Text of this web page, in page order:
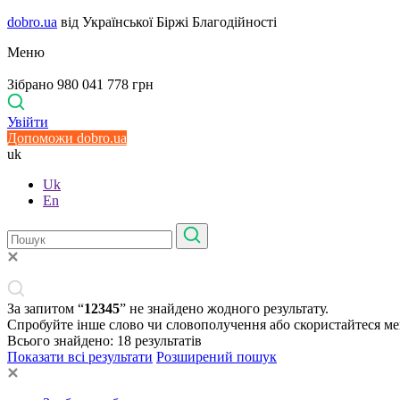
dobro.ua від Української Біржі Благодійності
Меню
Зібрано 980 041 778 грн
Увійти
Допоможи dobro.ua
uk
Uk
En
За запитом “12345” не знайдено жодного результату.
Спробуйте інше слово чи словополучення або скористайтеся
Всього знайдено: 18 результатів
Показати всі результати Розширений пошук